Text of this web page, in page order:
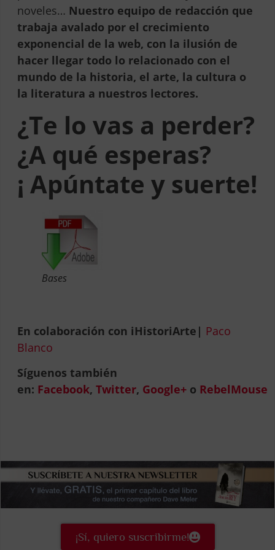
noveles… Nuestro equipo de redacción que
trabaja avalado por el crecimiento
exponencial de la web, con la ilusión de
hacer llegar todo lo relacionado con el
mundo de la historia, el arte, la cultura o
la literatura a nuestros lectores.
¿Te lo vas a perder?
¿A qué esperas?
¡ Apúntate y suerte!
Bases
En colaboración con iHistoriArte| Paco
Blanco
Síguenos también
en: Facebook, Twitter, Google+o RebelMouse
¡Sí, quiero suscribirme!